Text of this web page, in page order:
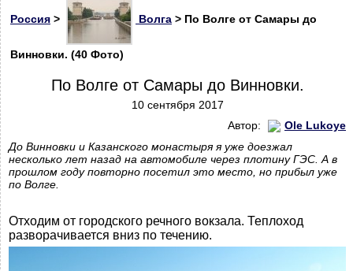
Россия > Волга > По Волге от Самары до
Винновки. (40 Фото)
По Волге от Самары до Винновки.
10 сентября 2017
Автор:
Ole Lukoye
До Винновки и Казанского монастыря я уже доезжал
несколько лет назад на автомобиле через плотину ГЭС. А в
прошлом году повторно посетил это место, но прибыл уже
по Волге.
Отходим от городского речного вокзала. Теплоход
разворачивается вниз по течению.